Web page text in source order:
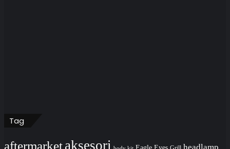
Tag
aftermarketaksesori